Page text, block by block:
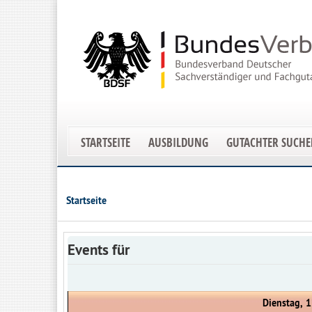
STARTSEITE AUSBILDUNG GUTACHTER
Startseite
Events für
Dienstag,